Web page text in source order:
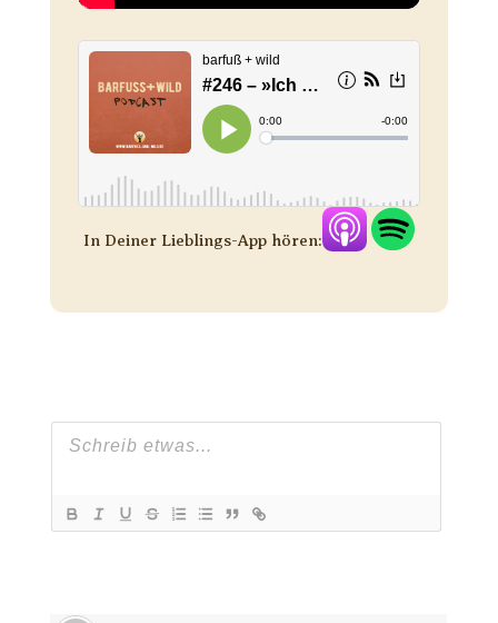
In Deiner Lieblings-App hören: